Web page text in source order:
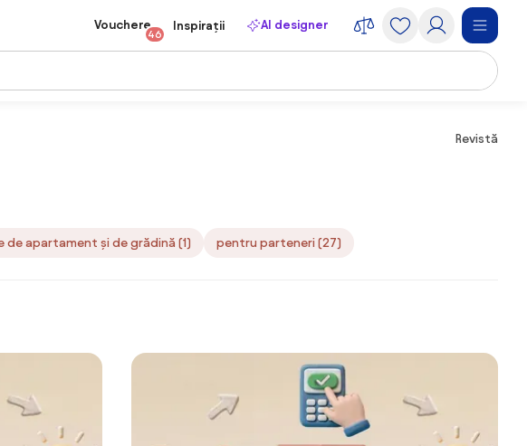
Vouchere
46
Inspirații AI designer
Revistă
de apartament și de grădină (1) pentru parteneri (27)